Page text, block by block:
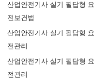
산업안전기사 실기 필답형
전보건법
산업안전기사 실기 필답형
전관리
산업안전기사 실기 필답형
전관리